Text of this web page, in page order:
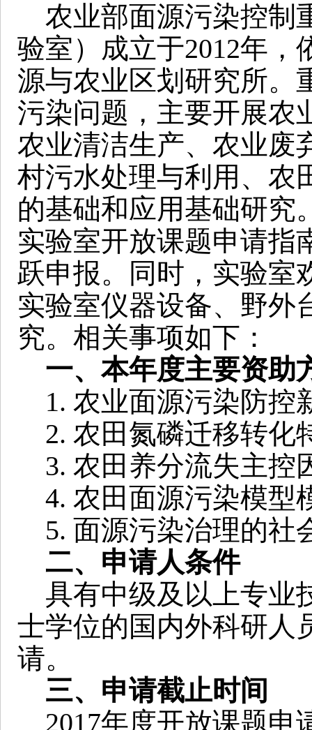
农业部面源污染控制
验室）成立于2012年
源与农业区划研究所。
污染问题，主要开展农
农业清洁生产、农业废
村污水处理与利用、农
的基础和应用基础研究
实验室开放课题申请指
跃申报。同时，实验室
实验室仪器设备、野外
究。相关事项如下：
一、本年度主要资助
1. 农业面源污染防控
2. 农田氮磷迁移转化
3. 农田养分流失主控
4. 农田面源污染模型
5. 面源污染治理的社
二、申请人条件
具有中级及以上专业
士学位的国内外科研人
请。
三、申请截止时间
2017年度开放课题申